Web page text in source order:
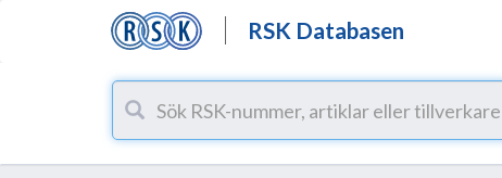
RSK Databasen